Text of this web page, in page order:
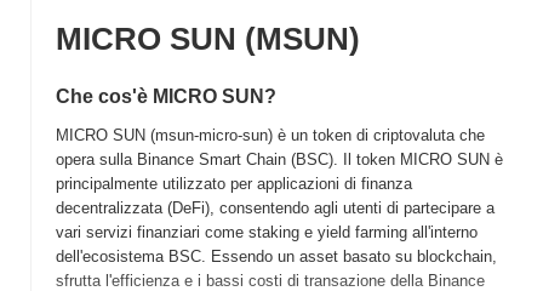
MICRO SUN (MSUN)
Che cos'è MICRO SUN?
MICRO SUN (msun-micro-sun) è un token di criptovaluta che
opera sulla Binance Smart Chain (BSC). Il token MICRO SUN è
principalmente utilizzato per applicazioni di finanza
decentralizzata (DeFi), consentendo agli utenti di partecipare a
vari servizi finanziari come staking e yield farming all'interno
dell'ecosistema BSC. Essendo un asset basato su blockchain,
sfrutta l'efficienza e i bassi costi di transazione della Binance